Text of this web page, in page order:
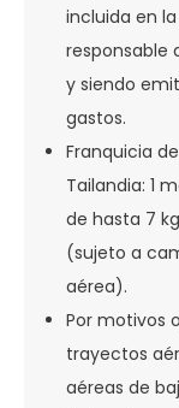
incluida en
responsable
y siendo
gastos.
Franquicia
Tailandia: 1
de hasta 7
(sujeto a
aérea).
Por motivos
trayectos
aéreas de